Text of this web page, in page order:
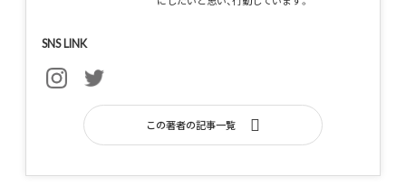
SNS LINK
この著者の記事一覧